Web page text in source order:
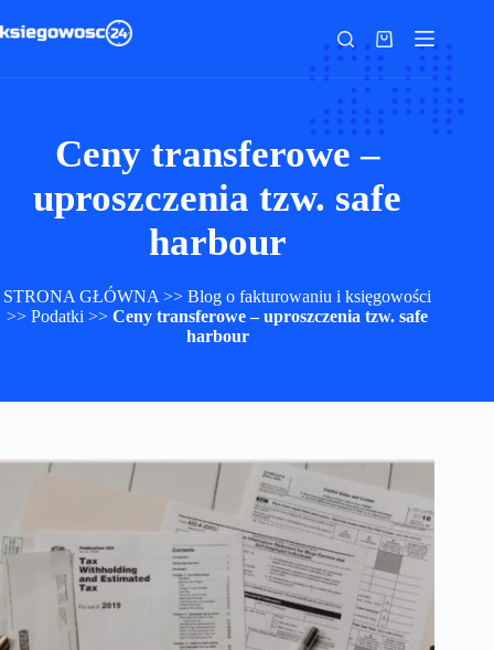
do
Koszyk
Ceny transferowe –
uproszczenia tzw. safe
harbour
STRONA GŁÓWNA >>Blog o fakturowaniu i księgowości
>>Podatki >>Ceny transferowe – uproszczenia tzw. safe
harbour